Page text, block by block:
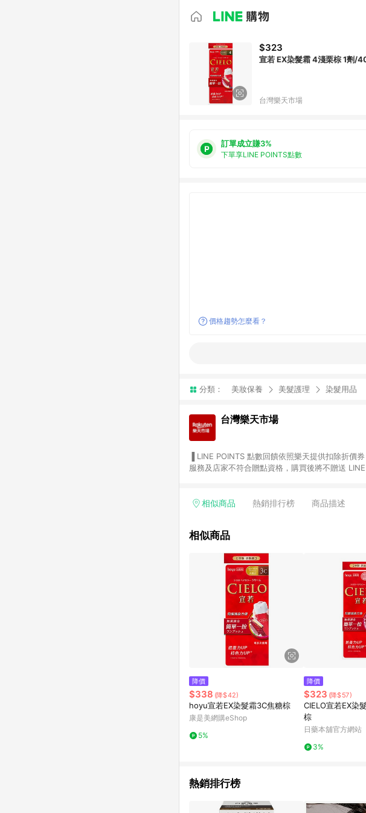
$323
宣若 EX染髮霜 4淺栗棕 1劑/
台灣樂天市場
訂單成立賺3%
下單享LINE POINTS點數
價格趨勢怎麼看？
分類： 美妝保養 美髮護理 染髮用品
台灣樂天市場
服務及店家不符合贈點資格，購買後將不贈送
享有 LINE POINTS 回饋。 (3) 若購買之訂單（包含預購商品）未符合樂天市場 45 天內完成訂單出貨及結帳，則不符
會有時間差，如顯示之商品規格、顏色、價位、贈品與
點數回饋或點數回饋有爭議，台灣樂天市場保有
相似商品 熱銷排行榜 商品描述
相似商品
降價
$338 (降$42)
hoyu宣若EX染髮霜3C焦糖棕
康是美網購eShop
5%
降價
$323 (降$57)
CIELO宣若EX染
棕
日藥本舖官方網站
3%
熱銷排行榜